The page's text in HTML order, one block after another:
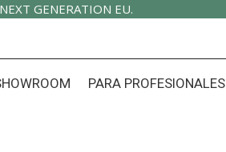
GENERATION EU.
PARA PROFESIONALES